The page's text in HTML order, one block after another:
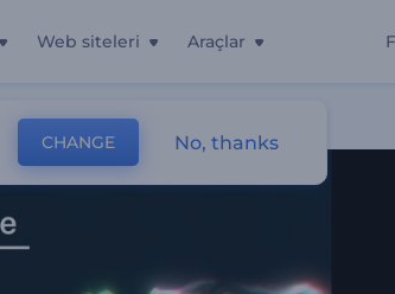
Web siteleri Araçlar
CHANGE No, thanks